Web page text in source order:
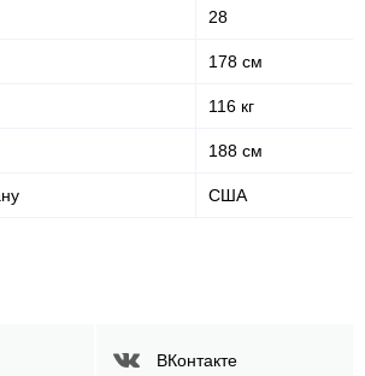
28
178 см
116 кг
188 см
США
ВКонтакте